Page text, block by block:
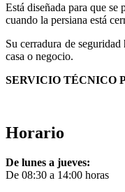
Está diseñada para que se
cuando la persiana está
Su cerradura de
casa o negocio.
SERVICIO TÉCNICO
Horario
De lunes a jueves:
De 08:30 a 14:00 horas